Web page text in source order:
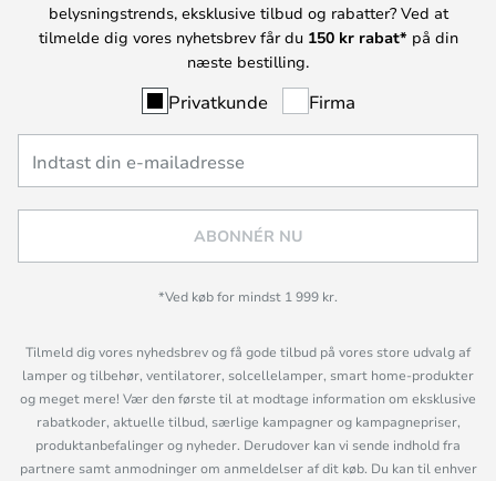
belysningstrends, eksklusive tilbud og rabatter? Ved at
tilmelde dig vores nyhetsbrev får du 150 kr rabat* på din
næste bestilling.
Privatkunde Firma
ABONNÉR NU
*Ved køb for mindst 1 999 kr.
Tilmeld dig vores nyhedsbrev og få gode tilbud på vores store udvalg af
lamper og tilbehør, ventilatorer, solcellelamper, smart home-produkter
og meget mere! Vær den første til at modtage information om eksklusive
rabatkoder, aktuelle tilbud, særlige kampagner og kampagnepriser,
produktanbefalinger og nyheder. Derudover kan vi sende indhold fra
partnere samt anmodninger om anmeldelser af dit køb. Du kan til enhver